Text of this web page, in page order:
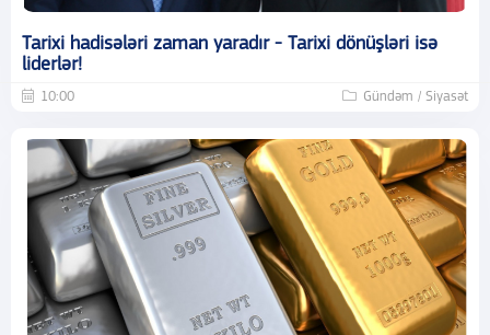
Tarixi hadisələri zaman yaradır - Tarixi dönüşləri isə
liderlər!
10:00 Gündəm / Siyasət